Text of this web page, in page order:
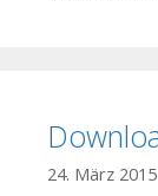
24. März 2015